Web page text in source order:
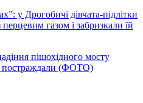
у Дрогобичі дівчата-підлітки
газом і забризкали їй
пішохідного мосту
постраждали (ФОТО)